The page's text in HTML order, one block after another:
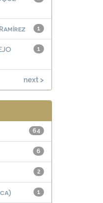
1
1
next >
64
6
2
1